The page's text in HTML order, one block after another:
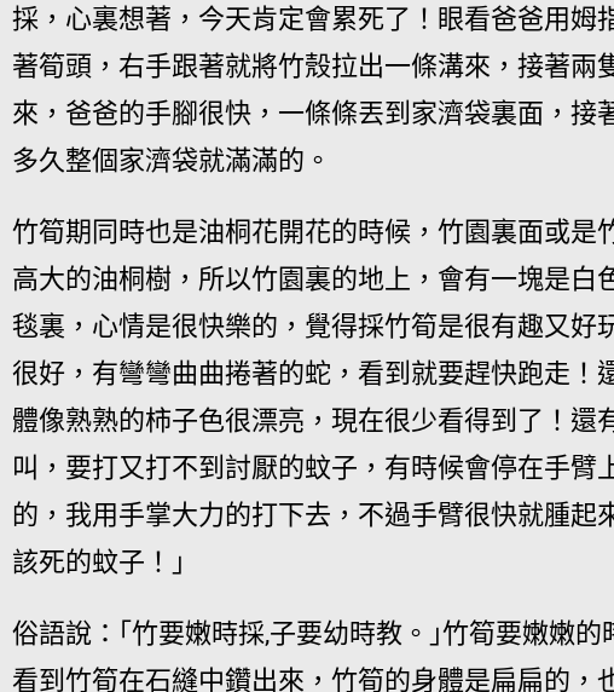
採，心裏想著，今天肯定會累死了！眼看爸爸用姆
著筍頭，右手跟著就將竹殼拉出一條溝來，接著兩
來，爸爸的手腳很快，一條條丟到家濟袋裏面，接
多久整個家濟袋就滿滿的。
竹筍期同時也是油桐花開花的時候，竹園裏面或是
高大的油桐樹，所以竹園裏的地上，會有一塊是白
毯裏，心情是很快樂的，覺得採竹筍是很有趣又好
很好，有彎彎曲曲捲著的蛇，看到就要趕快跑走！
體像熟熟的柿子色很漂亮，現在很少看得到了！還
叫，要打又打不到討厭的蚊子，有時候會停在手臂
的，我用手掌大力的打下去，不過手臂很快就腫起
該死的蚊子！｣
俗語說：｢竹要嫩時採,子要幼時教。｣竹筍要嫩嫩的
看到竹筍在石縫中鑽出來，竹筍的身體是扁扁的，